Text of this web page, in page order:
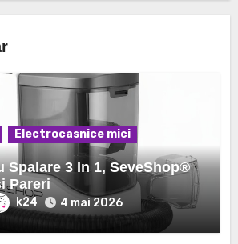
Electrocasnice mici
Spalare 3 In 1, SeveShop®
Pareri
k24 4 mai 2026